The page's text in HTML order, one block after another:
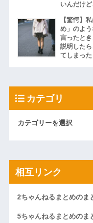
いんだけ
【驚愕】
め」のよ
言ったと
説明した
てしまった
カテゴリ
相互リンク
2ちゃんねるまとめのま
5ちゃんねるまとめのま